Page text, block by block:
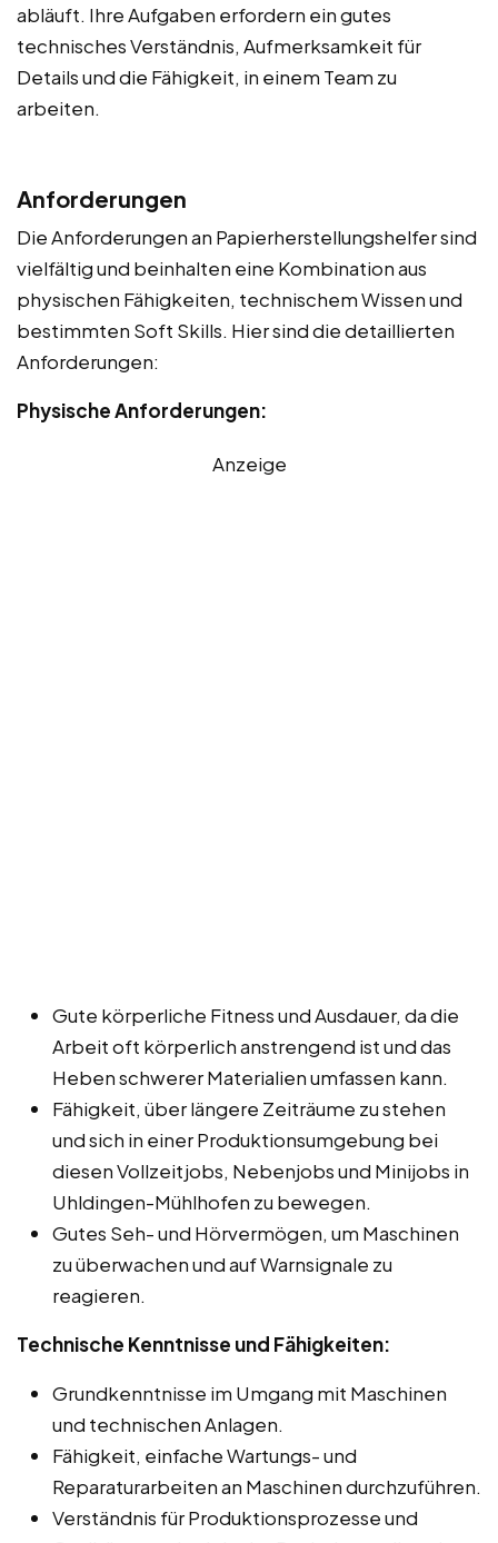
abläuft. Ihre Aufgaben erfordern ein gutes
technisches Verständnis, Aufmerksamkeit für
Details und die Fähigkeit, in einem Team zu
arbeiten.
Anforderungen
Die Anforderungen an Papierherstellungshelfer sind
vielfältig und beinhalten eine Kombination aus
physischen Fähigkeiten, technischem Wissen und
bestimmten Soft Skills. Hier sind die detaillierten
Anforderungen:
Physische Anforderungen:
Anzeige
Gute körperliche Fitness und Ausdauer, da die
Arbeit oft körperlich anstrengend ist und das
Heben schwerer Materialien umfassen kann.
Fähigkeit, über längere Zeiträume zu stehen
und sich in einer Produktionsumgebung bei
diesen Vollzeitjobs, Nebenjobs und Minijobs in
Uhldingen-Mühlhofen zu bewegen.
Gutes Seh- und Hörvermögen, um Maschinen
zu überwachen und auf Warnsignale zu
reagieren.
Technische Kenntnisse und Fähigkeiten:
Grundkenntnisse im Umgang mit Maschinen
und technischen Anlagen.
Fähigkeit, einfache Wartungs- und
Reparaturarbeiten an Maschinen durchzuführen.
Verständnis für Produktionsprozesse und